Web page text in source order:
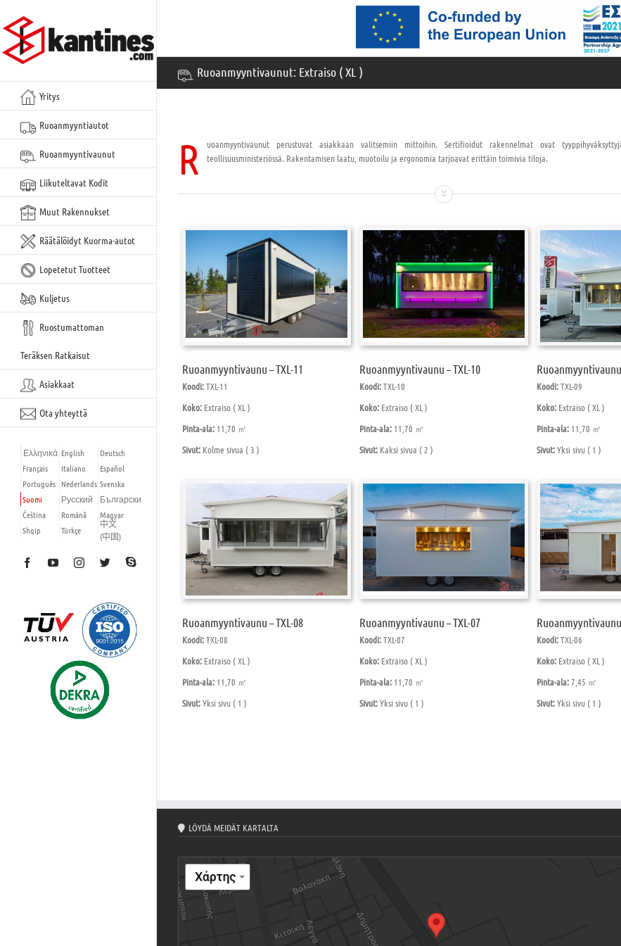
sisältöön
Yritys
Ruoanmyyntiautot
Ruoanmyyntivaunut
Liikuteltavat Kodit
Muut Rakennukset
Räätälöidyt Kuorma-autot
Lopetetut Tuotteet
Kuljetus
Ruostumattoman
Teräksen Ratkaisut
Asiakkaat
Ota yhteyttä
Ελληνικά English
Deutsch
Français
Italiano
Español
Português Nederlands Svenska
Suomi
Русский
Български
Čeština
Română
Magyar
Shqip
Türkçe
中文
(中国)
FacebookYouTubeInstagram
TwitterSkype
Ruoanmyyntivaunut: Extraiso ( XL )
R
uoanmyyntivaunut perustuvat asiakkaan valitsemiin mittoihin. Sertifioidut rakennelmat ovat
teollisuusministeriössä. Rakentamisen laatu, muotoilu ja ergonomia tarjoavat erittäin toimivia tiloja.
Ruoanmyyntivaunu – TXL-11
Koodi:TXL-11
Koko: Extraiso ( XL )
Pinta-ala: 11,70 ㎡
Sivut: Kolme sivua ( 3 )
Ruoanmyyntivaunu – TXL-10
Koodi:TXL-10
Koko: Extraiso ( XL )
Pinta-ala: 11,70 ㎡
Sivut: Kaksi sivua ( 2 )
Ruoanmyyntivaunu
Koodi:TXL-09
Koko: Extraiso ( XL )
Pinta-ala: 11,70 ㎡
Sivut:Yksi sivu ( 1 )
Ruoanmyyntivaunu – TXL-08
Koodi:TXL-08
Koko: Extraiso ( XL )
Pinta-ala: 11,70 ㎡
Sivut:Yksi sivu ( 1 )
Ruoanmyyntivaunu – TXL-07
Koodi:TXL-07
Koko: Extraiso ( XL )
Pinta-ala: 11,70 ㎡
Sivut:Yksi sivu ( 1 )
Ruoanmyyntivaunu
Koodi:TXL-06
Koko: Extraiso ( XL )
Pinta-ala:7,45 ㎡
Sivut:Yksi sivu ( 1 )
LÖYDÄ MEIDÄT KARTALTA